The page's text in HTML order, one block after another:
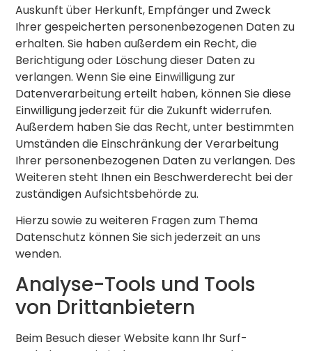
Auskunft über Herkunft, Empfänger und Zweck
Ihrer gespeicherten personenbezogenen Daten zu
erhalten. Sie haben außerdem ein Recht, die
Berichtigung oder Löschung dieser Daten zu
verlangen. Wenn Sie eine Einwilligung zur
Datenverarbeitung erteilt haben, können Sie diese
Einwilligung jederzeit für die Zukunft widerrufen.
Außerdem haben Sie das Recht, unter bestimmten
Umständen die Einschränkung der Verarbeitung
Ihrer personenbezogenen Daten zu verlangen. Des
Weiteren steht Ihnen ein Beschwerderecht bei der
zuständigen Aufsichtsbehörde zu.
Hierzu sowie zu weiteren Fragen zum Thema
Datenschutz können Sie sich jederzeit an uns
wenden.
Analyse-Tools und Tools
von Dritt­anbietern
Beim Besuch dieser Website kann Ihr Surf-